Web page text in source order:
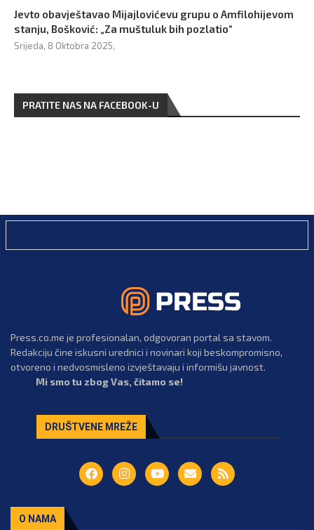
Jevto obavještavao Mijajlovićevu grupu o Amfilohijevom
stanju, Bošković: „Za muštuluk bih pozlatio“
Srijeda, 8 Oktobra 2025,
PRATITE NAS NA FACEBOOK-U
Press.co.me je profesionalan, odgovoran portal sa stavom.
Redakciju čine iskusni urednici i novinari koji beskompromisno,
otvoreno i nedvosmisleno izvještavaju i informišu javnost.
Mi smo tu zbog Vas, čitamo se!
DRUŠTVENE MREŽE
O NAMA